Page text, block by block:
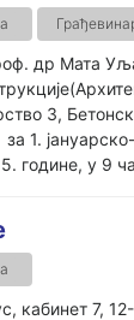
др Мата
3,
1.
године, у 9
кабинет 7,